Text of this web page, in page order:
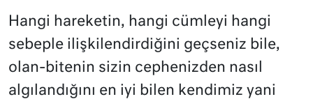
Hangi hareketin, hangi cümleyi hangi
sebeple ilişkilendirdiğini geçseniz bile,
olan-bitenin sizin cephenizden nasıl
algılandığını en iyi bilen kendimiz yani